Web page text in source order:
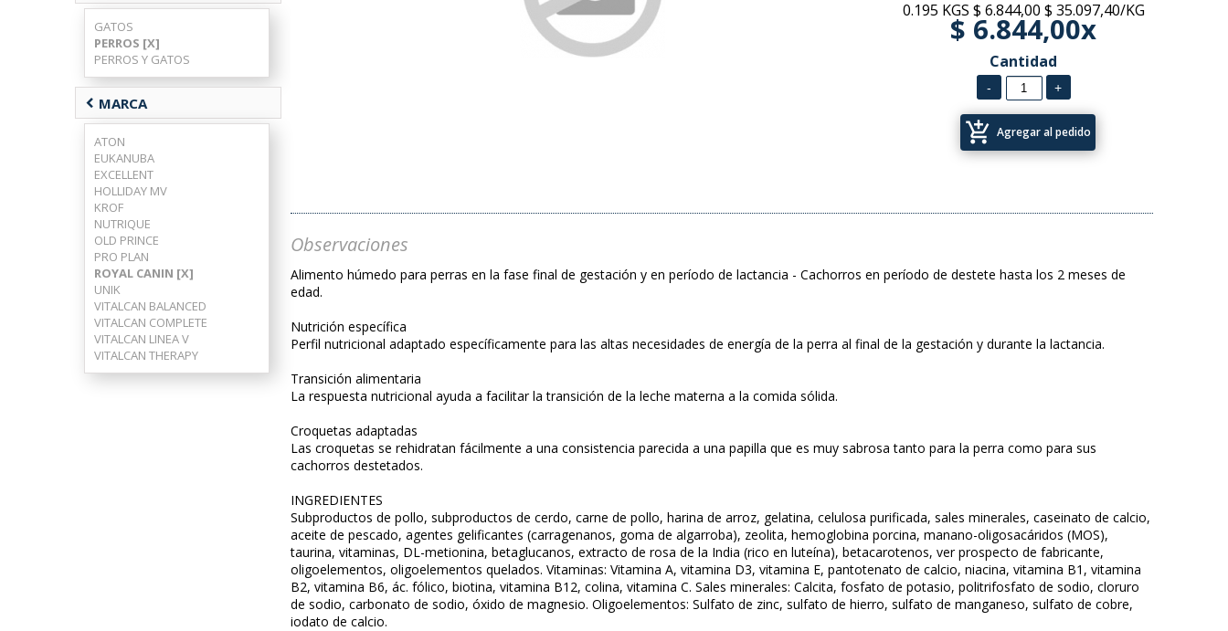
GATOS
PERROS [X]
PERROS Y GATOS
chevron_left MARCA
ATON
EUKANUBA
EXCELLENT
HOLLIDAY MV
KROF
NUTRIQUE
OLD PRINCE
PRO PLAN
ROYAL CANIN [X]
UNIK
VITALCAN BALANCED
VITALCAN COMPLETE
VITALCAN LINEA V
VITALCAN THERAPY
0.195 KGS $ 6.844,00 $ 35.097,40/KG
$ 6.844,00x
Cantidad
add_shopping_cart Agregar al pedido
Observaciones
Alimento húmedo para perras en la fase final de gestación y en período de lactancia - Cachorros en período de destete hasta los 2 meses de
edad.
Nutrición específica
Perfil nutricional adaptado específicamente para las altas necesidades de energía de la perra al final de la gestación y durante la lactancia.
Transición alimentaria
La respuesta nutricional ayuda a facilitar la transición de la leche materna a la comida sólida.
Croquetas adaptadas
Las croquetas se rehidratan fácilmente a una consistencia parecida a una papilla que es muy sabrosa tanto para la perra como para sus
cachorros destetados.
INGREDIENTES
Subproductos de pollo, subproductos de cerdo, carne de pollo, harina de arroz, gelatina, celulosa purificada, sales minerales, caseinato de calcio,
aceite de pescado, agentes gelificantes (carragenanos, goma de algarroba), zeolita, hemoglobina porcina, manano-oligosacáridos (MOS),
taurina, vitaminas, DL-metionina, betaglucanos, extracto de rosa de la India (rico en luteína), betacarotenos, ver prospecto de fabricante,
oligoelementos, oligoelementos quelados. Vitaminas: Vitamina A, vitamina D3, vitamina E, pantotenato de calcio, niacina, vitamina B1, vitamina
B2, vitamina B6, ác. fólico, biotina, vitamina B12, colina, vitamina C. Sales minerales: Calcita, fosfato de potasio, politrifosfato de sodio, cloruro
de sodio, carbonato de sodio, óxido de magnesio. Oligoelementos: Sulfato de zinc, sulfato de hierro, sulfato de manganeso, sulfato de cobre,
iodato de calcio.